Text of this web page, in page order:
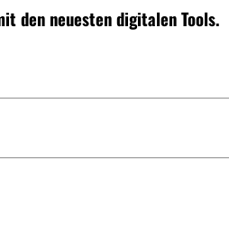
den neuesten digitalen Tools.